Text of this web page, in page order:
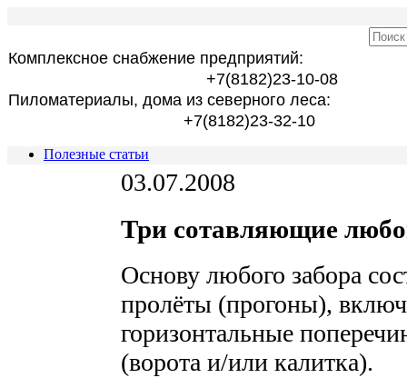
Комплексное снабжение предприятий:
+7(8182)23-10-08
Пиломатериалы, дома из северного леса:
+7(8182)23-32-10
Полезные статьи
03.07.2008
Три сотавляющие
Основу любого заборa
пролёты (прогоны),
горизонтальные
(ворота и/или калитка).